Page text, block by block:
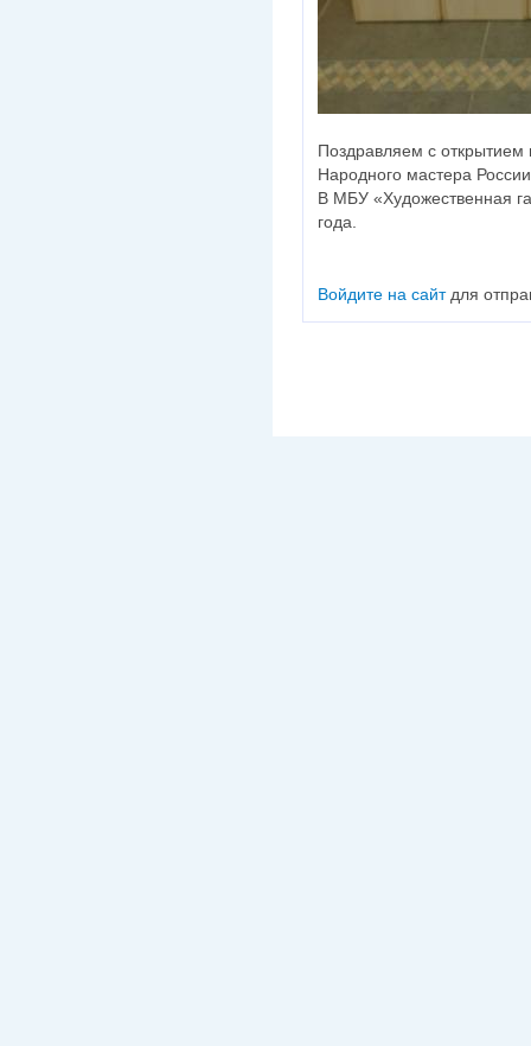
Поздравляем с открытием
Народного мастера
В МБУ «Художественная
года.
Войдите на сайтдля